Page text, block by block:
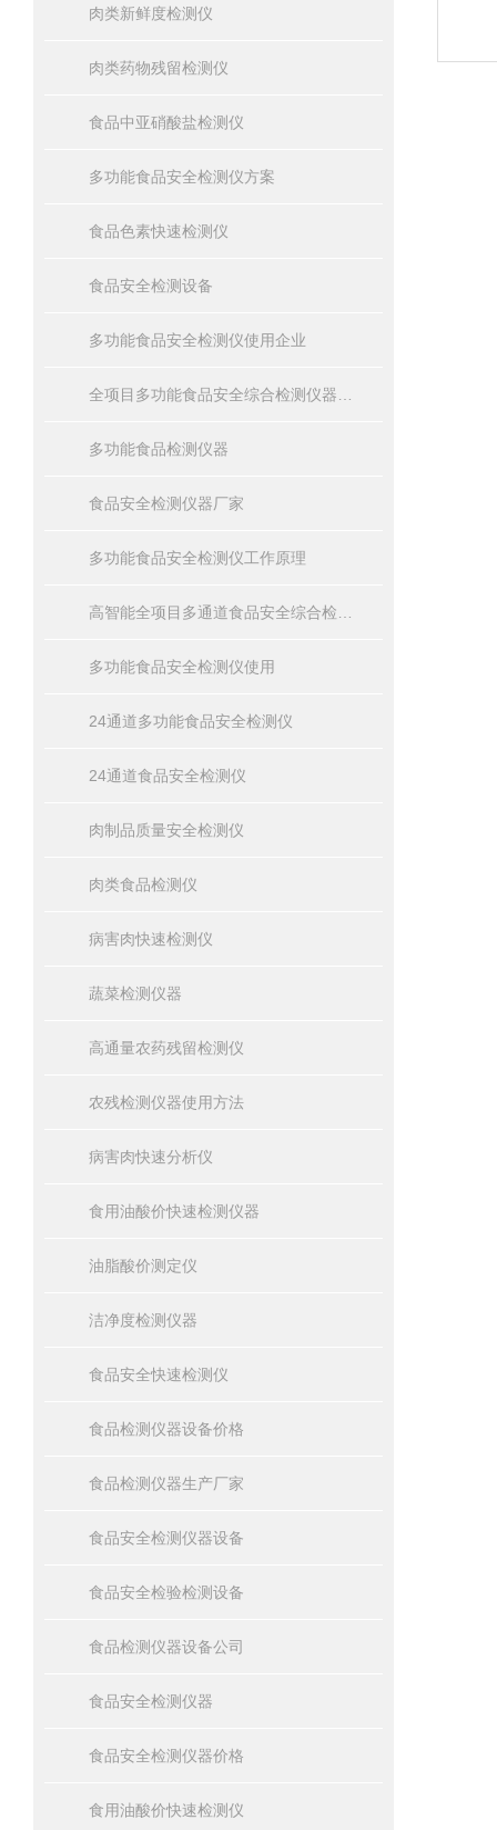
肉类新鲜度检测仪
肉类药物残留检测仪
食品中亚硝酸盐检测仪
多功能食品安全检测仪方案
食品色素快速检测仪
食品安全检测设备
多功能食品安全检测仪使用企业
多功能食品检测仪器
食品安全检测仪器厂家
多功能食品安全检测仪工作原理
多功能食品安全检测仪使用
24通道多功能食品安全检测仪
24通道食品安全检测仪
肉制品质量安全检测仪
肉类食品检测仪
病害肉快速检测仪
蔬菜检测仪器
高通量农药残留检测仪
农残检测仪器使用方法
病害肉快速分析仪
食用油酸价快速检测仪器
油脂酸价测定仪
洁净度检测仪器
食品安全快速检测仪
食品检测仪器设备价格
食品检测仪器生产厂家
食品安全检测仪器设备
食品安全检验检测设备
食品检测仪器设备公司
食品安全检测仪器
食品安全检测仪器价格
食用油酸价快速检测仪